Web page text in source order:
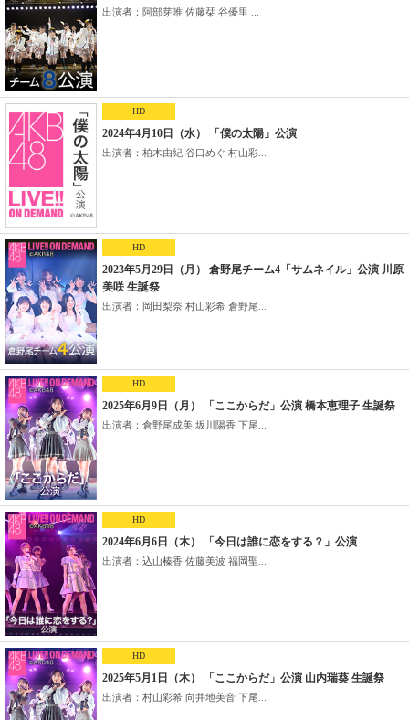
出演者：阿部芽唯 佐藤栞 谷優里 ...
HD
2024年4月10日（水） 「僕の太陽」公演
出演者：柏木由紀 谷口めぐ 村山彩...
HD
2023年5月29日（月） 倉野尾チーム4「サムネイル」公演 川原
美咲 生誕祭
出演者：岡田梨奈 村山彩希 倉野尾...
HD
2025年6月9日（月） 「ここからだ」公演 橋本恵理子 生誕祭
出演者：倉野尾成美 坂川陽香 下尾...
HD
2024年6月6日（木） 「今日は誰に恋をする？」公演
出演者：込山榛香 佐藤美波 福岡聖...
HD
2025年5月1日（木） 「ここからだ」公演 山内瑞葵 生誕祭
出演者：村山彩希 向井地美音 下尾...